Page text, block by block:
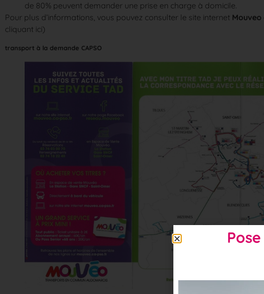
de 80% peuvent demander une prise en charge à domicile.
Pour plus d’informations, vous pouvez consulter le site internet Mouveo
cliquant ici)
transport à la demande CAPSO